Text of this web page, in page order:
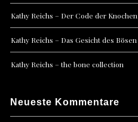
Kathy Reichs – Der Code der Knochen
Kathy Reichs – Das Gesicht des Bösen
Kathy Reichs – the bone collection
Neueste Kommentare